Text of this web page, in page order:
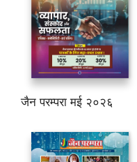
जैन परम्परा मई २०२६